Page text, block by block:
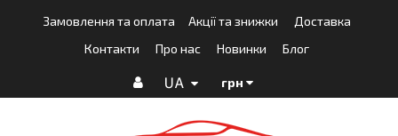
Замовлення та оплата Акції та знижки
Доставка
Контакти
Про нас Новинки Блог
UA грн